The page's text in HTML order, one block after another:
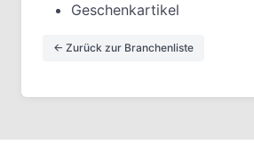
Geschenkartikel
← Zurück zur Branchenliste